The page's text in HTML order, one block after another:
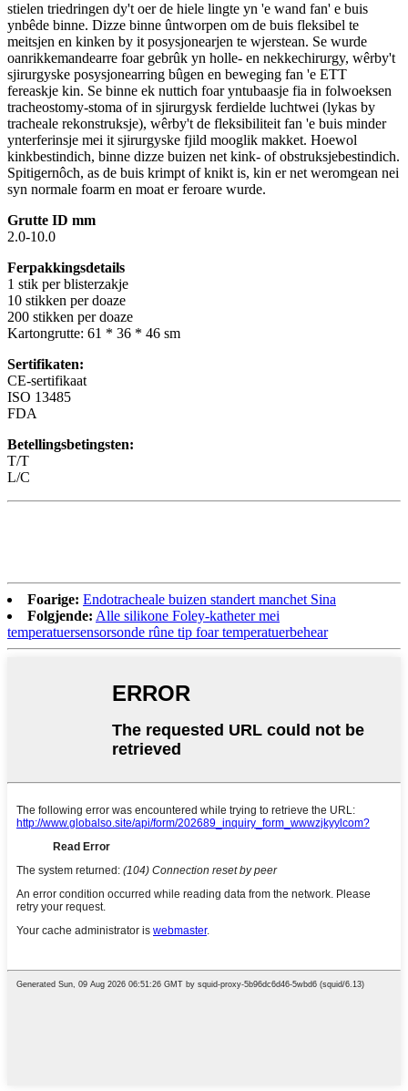
stielen triedringen dy't oer de hiele lingte yn 'e wand fan' e buis
ynbêde binne. Dizze binne ûntworpen om de buis fleksibel te
meitsjen en kinken by it posysjonearjen te wjerstean. Se wurde
oanrikkemandearre foar gebrûk yn holle- en nekkechirurgy, wêrby't
sjirurgyske posysjonearring bûgen en beweging fan 'e ETT
fereaskje kin. Se binne ek nuttich foar yntubaasje fia in folwoeksen
tracheostomy-stoma of in sjirurgysk ferdielde luchtwei (lykas by
tracheale rekonstruksje), wêrby't de fleksibiliteit fan 'e buis minder
ynterferinsje mei it sjirurgyske fjild mooglik makket. Hoewol
kinkbestindich, binne dizze buizen net kink- of obstruksjebestindich.
Spitigernôch, as de buis krimpt of knikt is, kin er net weromgean nei
syn normale foarm en moat er feroare wurde.
Grutte ID mm
2.0-10.0
Ferpakkingsdetails
1 stik per blisterzakje
10 stikken per doaze
200 stikken per doaze
Kartongrutte: 61 * 36 * 46 sm
Sertifikaten:
CE-sertifikaat
ISO 13485
FDA
Betellingsbetingsten:
T/T
L/C
Foarige: Endotracheale buizen standert manchet Sina
Folgjende: Alle silikone Foley-katheter mei
temperatuersensorsonde rûne tip foar temperatuerbehear